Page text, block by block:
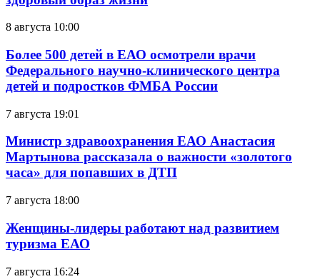
8 августа 10:00
Более 500 детей в ЕАО осмотрели врачи
Федерального научно-клинического центра
детей и подростков ФМБА России
7 августа 19:01
Министр здравоохранения ЕАО Анастасия
Мартынова рассказала о важности «золотого
часа» для попавших в ДТП
7 августа 18:00
Женщины-лидеры работают над развитием
туризма ЕАО
7 августа 16:24